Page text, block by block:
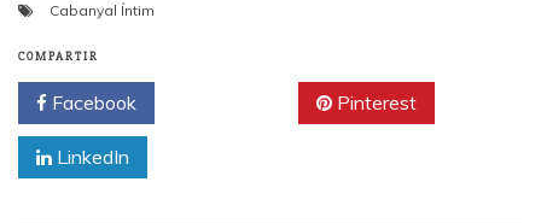
Cabanyal Íntim
COMPARTIR
Facebook Pinterest
LinkedIn